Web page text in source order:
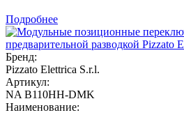
Подробнее
Бренд:
Pizzato Elettrica S.r.l.
Артикул:
NA B110HH-DMK
Наименование: